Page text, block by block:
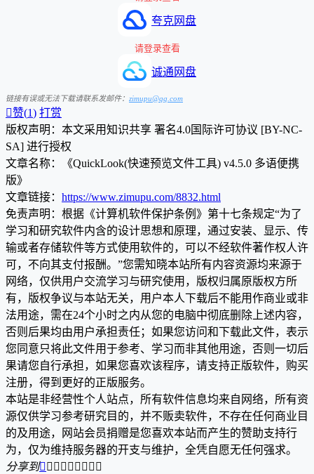
夸克网盘
请登录查看
诚通网盘
链接有误或无法下载请联系发邮件： zimupu@qq.com
赞(1) 打赏
版权声明：本文采用知识共享 署名4.0国际许可协议 [BY-NC-
SA] 进行授权
文章名称：《QuickLook(快速预览文件工具) v4.5.0 多语便携
版》
文章链接： https://www.zimupu.com/8832.html
免责声明：根据《计算机软件保护条例》第十七条规定“为了
学习和研究软件内含的设计思想和原理，通过安装、显示、传
输或者存储软件等方式使用软件的，可以不经软件著作权人许
可，不向其支付报酬。”您需知晓本站所有内容资源均来源于
网络，仅供用户交流学习与研究使用，版权归属原版权方所
有，版权争议与本站无关，用户本人下载后不能用作商业或非
法用途，需在24个小时之内从您的电脑中彻底删除上述内容，
否则后果均由用户承担责任；如果您访问和下载此文件，表示
您同意只将此文件用于参考、学习而非其他用途，否则一切后
果请您自行承担，如果您喜欢该程序，请支持正版软件，购买
注册，得到更好的正版服务。
本站是非经营性个人站点，所有软件信息均来自网络，所有资
源仅供学习参考研究目的，并不贩卖软件，不存在任何商业目
的及用途，网站会员捐赠是您喜欢本站而产生的赞助支持行
为，仅为维持服务器的开支与维护，全凭自愿无任何强求。
分享到        